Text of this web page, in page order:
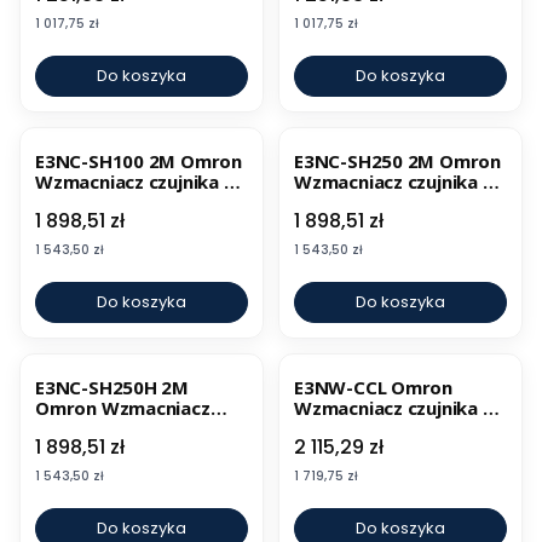
Cena
1 017,75 zł
Do koszyka
Cena
1 017,75 zł
Do koszyka
E3NC-SH100 2M Omron
Wzmacniacz czujnika N-
Cena
1 898,51 zł
Cena
1 543,50 zł
Do koszyka
E3NC-SH250 2M Omron
Wzmacniacz czujnika N-
Cena
1 898,51 zł
Cena
1 543,50 zł
Do koszyka
E3NC-SH250H 2M
Omron Wzmacniacz
Cena
1 898,51 zł
Cena
1 543,50 zł
Do koszyka
E3NW-CCL Omron
Wzmacniacz czujnika N-
Cena
2 115,29 zł
Cena
1 719,75 zł
Do koszyka